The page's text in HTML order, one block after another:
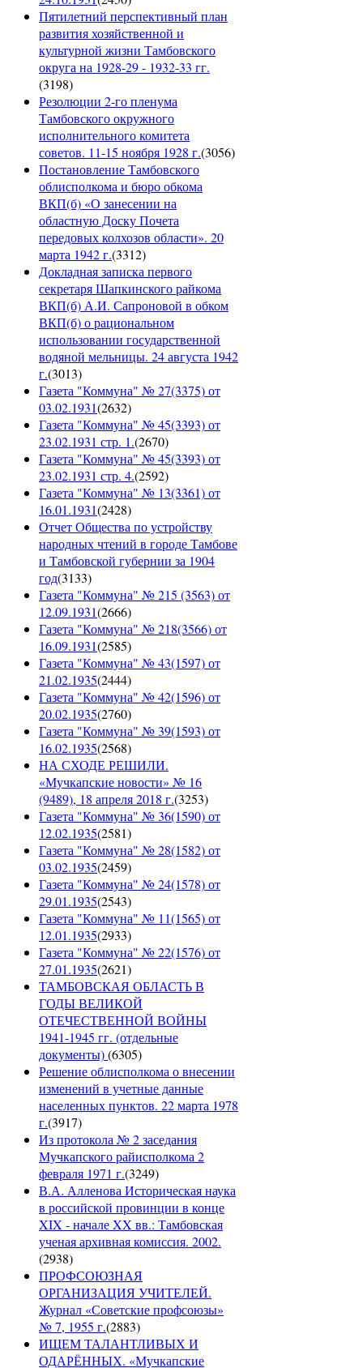
Пятилетний перспективный план
развития хозяйственной и
культурной жизни Тамбовского
округа на 1928-29 - 1932-33 гг.
(3198)
Резолюции 2-го пленума
Тамбовского окружного
исполнительного комитета
советов. 11-15 ноября 1928 г.(3056)
Постановление Тамбовского
облисполкома и бюро обкома
ВКП(б) «О занесении на
областную Доску Почета
передовых колхозов области». 20
марта 1942 г.(3312)
Докладная записка первого
секретаря Шапкинского райкома
ВКП(б) А.И. Сапроновой в обком
ВКП(б) о рациональном
использовании государственной
водяной мельницы. 24 августа 1942
г.(3013)
Газета "Коммуна" № 27(3375) от
03.02.1931(2632)
Газета "Коммуна" № 45(3393) от
23.02.1931 стр. 1.(2670)
Газета "Коммуна" № 45(3393) от
23.02.1931 стр. 4.(2592)
Газета "Коммуна" № 13(3361) от
16.01.1931(2428)
Отчет Общества по устройству
народных чтений в городе Тамбове
и Тамбовской губернии за 1904
год(3133)
Газета "Коммуна" № 215 (3563) от
12.09.1931(2666)
Газета "Коммуна" № 218(3566) от
16.09.1931(2585)
Газета "Коммуна" № 43(1597) от
21.02.1935(2444)
Газета "Коммуна" № 42(1596) от
20.02.1935(2760)
Газета "Коммуна" № 39(1593) от
16.02.1935(2568)
НА СХОДЕ РЕШИЛИ.
«Мучкапские новости» № 16
(9489), 18 апреля 2018 г.(3253)
Газета "Коммуна" № 36(1590) от
12.02.1935(2581)
Газета "Коммуна" № 28(1582) от
03.02.1935(2459)
Газета "Коммуна" № 24(1578) от
29.01.1935(2543)
Газета "Коммуна" № 11(1565) от
12.01.1935(2933)
Газета "Коммуна" № 22(1576) от
27.01.1935(2621)
ТАМБОВСКАЯ ОБЛАСТЬ В
ГОДЫ ВЕЛИКОЙ
ОТЕЧЕСТВЕННОЙ ВОЙНЫ
1941-1945 гг. (отдельные
документы)(6305)
Решение облисполкома о внесении
изменений в учетные данные
населенных пунктов. 22 марта 1978
г.(3917)
Из протокола № 2 заседания
Мучкапского райисполкома 2
февраля 1971 г.(3249)
В.А. Алленова Историческая наука
в российской провинции в конце
XIX - начале XX вв.: Тамбовская
ученая архивная комиссия. 2002.
(2938)
ПРОФСОЮЗНАЯ
ОРГАНИЗАЦИЯ УЧИТЕЛЕЙ.
Журнал «Советские профсоюзы»
№ 7, 1955 г.(2883)
ИЩЕМ ТАЛАНТЛИВЫХ И
ОДАРЁННЫХ. «Мучкапские